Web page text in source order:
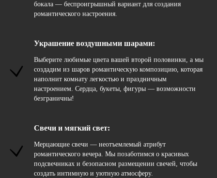
бокала — беспроигрышный вариант для создания
романтического настроения.
Украшение воздушными шарами:
Выберите любимые цвета вашей второй половинки, а мы
создадим из шаров романтическую композицию, которая
наполнит комнату легкостью и праздничным
настроением. Сердца, букеты, фигуры — возможности
безграничны!
Свечи и мягкий свет:
Мерцающие свечи — неотъемлемый атрибут
романтического вечера. Мы позаботимся о красивых
подсвечниках и безопасном размещении свечей, чтобы
создать интимную и уютную атмосферу.